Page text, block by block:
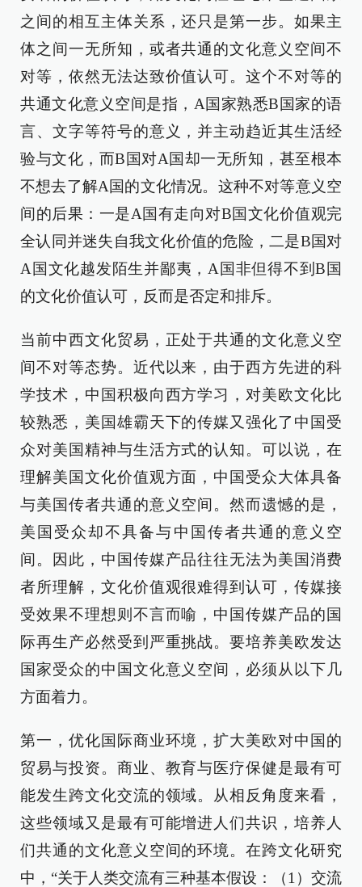
之间的相互主体关系，还只是第一步。如果主
体之间一无所知，或者共通的文化意义空间不
对等，依然无法达致价值认可。这个不对等的
共通文化意义空间是指，A国家熟悉B国家的语
言、文字等符号的意义，并主动趋近其生活经
验与文化，而B国对A国却一无所知，甚至根本
不想去了解A国的文化情况。这种不对等意义空
间的后果：一是A国有走向对B国文化价值观完
全认同并迷失自我文化价值的危险，二是B国对
A国文化越发陌生并鄙夷，A国非但得不到B国
的文化价值认可，反而是否定和排斥。
当前中西文化贸易，正处于共通的文化意义空
间不对等态势。近代以来，由于西方先进的科
学技术，中国积极向西方学习，对美欧文化比
较熟悉，美国雄霸天下的传媒又强化了中国受
众对美国精神与生活方式的认知。可以说，在
理解美国文化价值观方面，中国受众大体具备
与美国传者共通的意义空间。然而遗憾的是，
美国受众却不具备与中国传者共通的意义空
间。因此，中国传媒产品往往无法为美国消费
者所理解，文化价值观很难得到认可，传媒接
受效果不理想则不言而喻，中国传媒产品的国
际再生产必然受到严重挑战。要培养美欧发达
国家受众的中国文化意义空间，必须从以下几
方面着力。
第一，优化国际商业环境，扩大美欧对中国的
贸易与投资。商业、教育与医疗保健是最有可
能发生跨文化交流的领域。从相反角度来看，
这些领域又是最有可能增进人们共识，培养人
们共通的文化意义空间的环境。在跨文化研究
中，“关于人类交流有三种基本假设：（1）交流